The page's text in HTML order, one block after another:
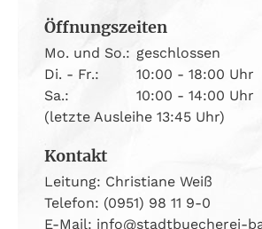
Öffnungszeiten
Mo. und So.: geschlossen
Di. - Fr.:
10:00 - 18:00 Uhr
Sa.:
10:00 - 14:00 Uhr
(letzte Ausleihe 13:45 Uhr)
Kontakt
Leitung: Christiane Weiß
Telefon: (0951) 98 11 9-0
E-Mail: info@stadtbuecherei-